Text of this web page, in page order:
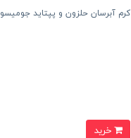
کرم آبرسان حلزون و پپتاید جومیسو
خرید